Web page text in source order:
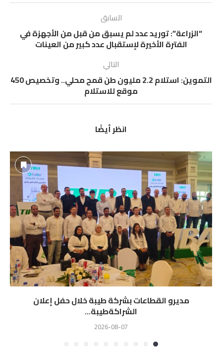
السابق
“الزراعة”: توريد عدد لم يسبق من قبل من الأجهزة في
الفترة الأخيرة لإستقبال عدد كبير من العينات
التالي
التموين: استلام 2.2 مليون طن قمح محلي.. وتخصيص 450
موقع للاستلام
انظر أيضًا
مديرو القطاعات بشركة طيبة خلال حفل إعلان
الشراكةطيبة...
2026-08-07